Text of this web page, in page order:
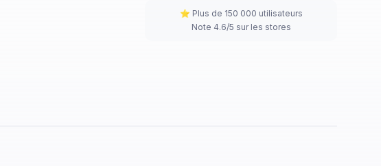
⭐ Plus de 150 000 utilisateurs
Note 4.6/5 sur les stores